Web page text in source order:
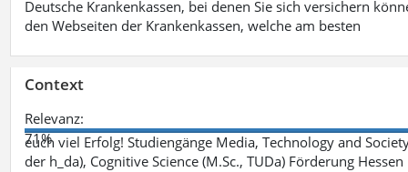
Deutsche Krankenkassen, bei denen Sie sich versichern
den Webseiten der Krankenkassen, welche am besten
Context
Relevanz:
71%
euch viel Erfolg! Studiengänge Media, Technology and
der h_da), Cognitive Science (M.Sc., TUDa) Förderung